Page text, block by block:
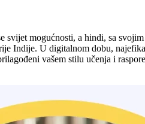
svijet mogućnosti, a hindi, sa
Indije. U digitalnom dobu,
vašem stilu učenja i